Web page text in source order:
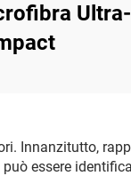
Ultra-
Innanzitutto,
essere